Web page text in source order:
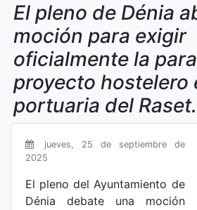
El pleno de Dénia
moción para exigir
oficialmente la
proyecto hostelero
portuaria del Raset.
jueves, 25 de septiembre de
2025
El pleno del Ayuntamiento de
Dénia debate una moción